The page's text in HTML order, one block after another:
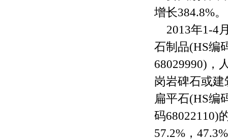
增长384.8%。
2013年1-4
石制品(HS编
68029990)，
岗岩碑石或
扁平石(HS编
码68022110)
57.2%，